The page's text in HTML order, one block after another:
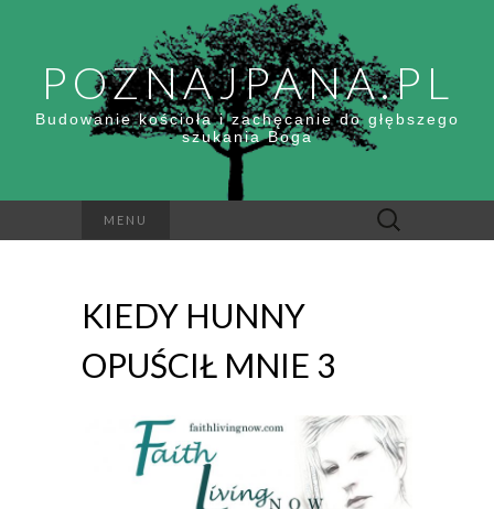
POZNAJPANA.PL
Budowanie kościoła i zachęcanie do głębszego
szukania Boga
MENU Szukaj:
KIEDY HUNNY
OPUŚCIŁ MNIE 3